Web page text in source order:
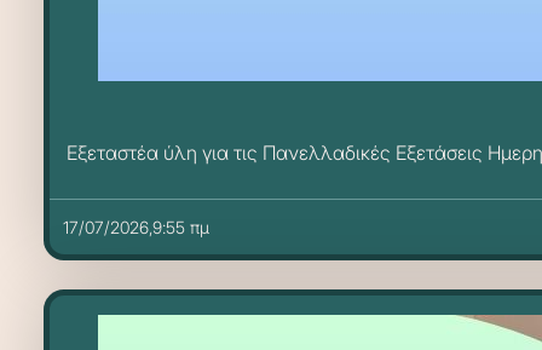
Εξεταστέα ύλη για τις Πανελλαδικές Εξετάσεις
17/07/2026,9:55 πμ